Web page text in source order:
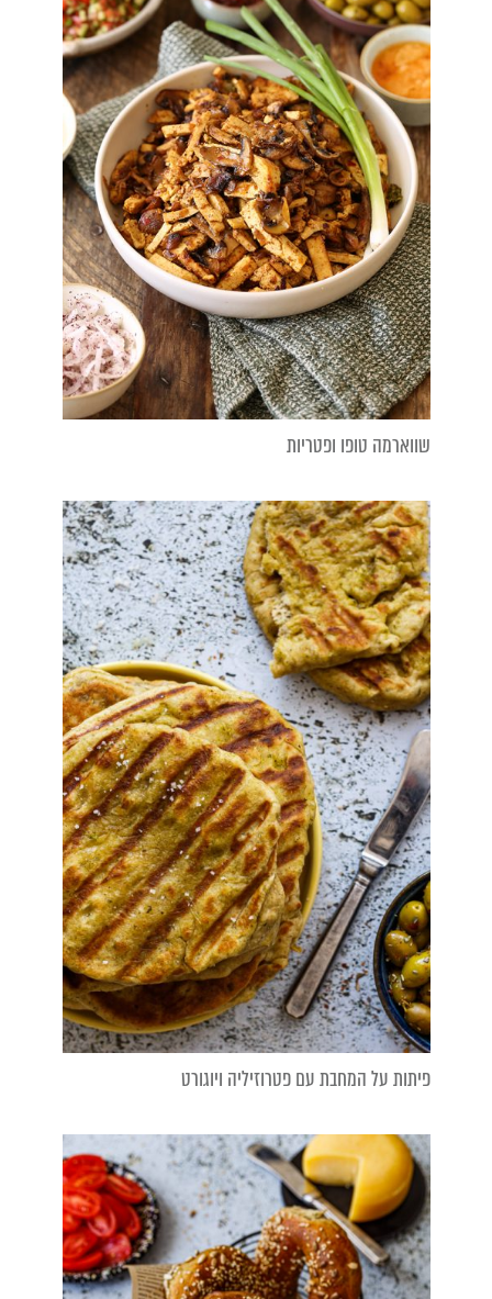
שווארמה טופו ופטריות
פיתות על המחבת עם פטרוזיליה ויוגורט